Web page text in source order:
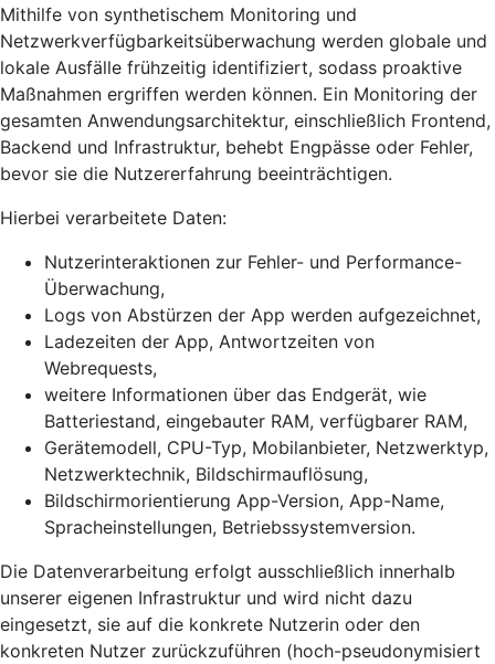
Mithilfe von synthetischem Monitoring und
Netzwerkverfügbarkeitsüberwachung werden globale und
lokale Ausfälle frühzeitig identifiziert, sodass proaktive
Maßnahmen ergriffen werden können. Ein Monitoring der
gesamten Anwendungsarchitektur, einschließlich Frontend,
Backend und Infrastruktur, behebt Engpässe oder Fehler,
bevor sie die Nutzererfahrung beeinträchtigen.
Hierbei verarbeitete Daten:
Nutzerinteraktionen zur Fehler- und Performance-
Überwachung,
Logs von Abstürzen der App werden aufgezeichnet,
Ladezeiten der App, Antwortzeiten von
Webrequests,
weitere Informationen über das Endgerät, wie
Batteriestand, eingebauter RAM, verfügbarer RAM,
Gerätemodell, CPU-Typ, Mobilanbieter, Netzwerktyp,
Netzwerktechnik, Bildschirmauflösung,
Bildschirmorientierung App-Version, App-Name,
Spracheinstellungen, Betriebssystemversion.
Die Datenverarbeitung erfolgt ausschließlich innerhalb
unserer eigenen Infrastruktur und wird nicht dazu
eingesetzt, sie auf die konkrete Nutzerin oder den
konkreten Nutzer zurückzuführen (hoch-pseudonymisiert